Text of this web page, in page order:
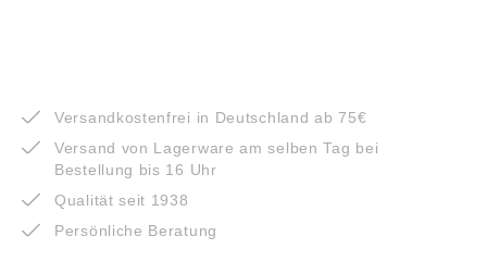
Versandkostenfrei in Deutschland ab 75€
Versand von Lagerware am selben Tag bei
Bestellung bis 16 Uhr
Qualität seit 1938
Persönliche Beratung